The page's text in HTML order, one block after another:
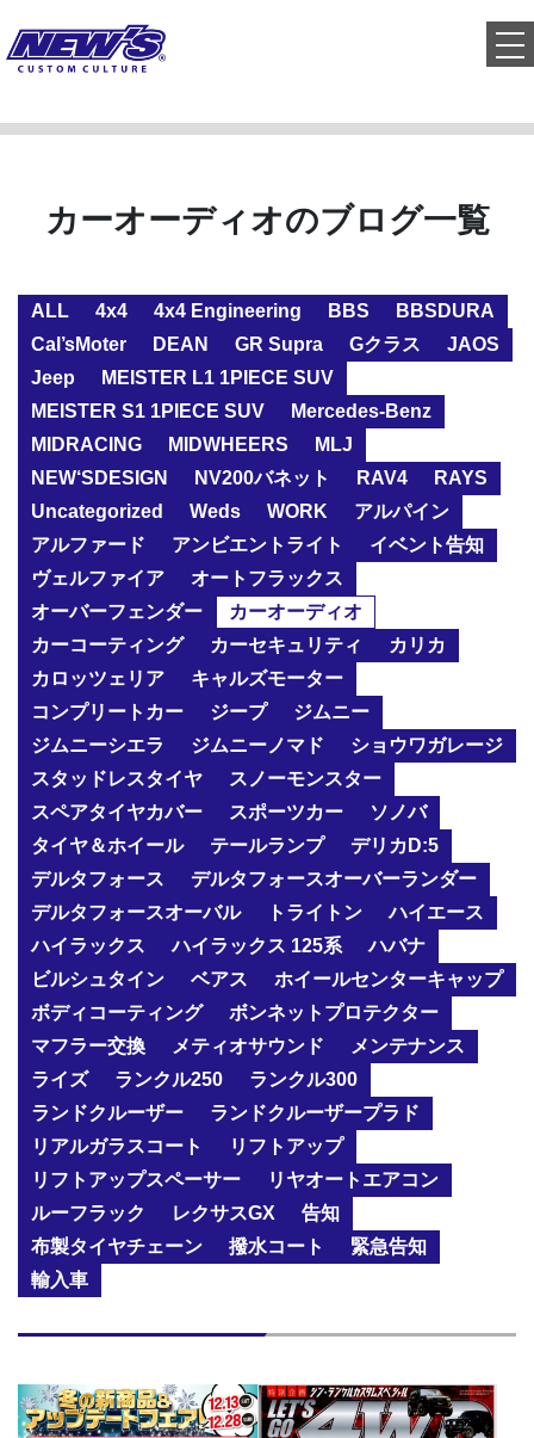
カーオーディオのブログ一覧
ALL 4x4 4x4 Engineering BBS
BBSDURA
Cal’sMoter
DEAN GR Supra Gクラス
JAOS
Jeep
MEISTER L1 1PIECE SUV
MEISTER S1 1PIECE SUV
Mercedes-Benz
MIDRACING
MIDWHEERS
MLJ
NEW‘SDESIGN
NV200バネット RAV4
RAYS
Uncategorized
Weds WORK
アルパイン
アルファード
アンビエントライト
イベント告知
ヴェルファイア
オートフラックス
オーバーフェンダー
カーオーディオ
カーコーティング
カーセキュリティ
カリカ
カロッツェリア
キャルズモーター
コンプリートカー
ジープ
ジムニー
ジムニーシエラ
ジムニーノマド
ショウワガレージ
スタッドレスタイヤ
スノーモンスター
スペアタイヤカバー
スポーツカー
ソノバ
タイヤ＆ホイール
テールランプ
デリカD:5
デルタフォース
デルタフォースオーバーランダー
デルタフォースオーバル
トライトン
ハイエース
ハイラックス
ハイラックス 125系
ハバナ
ビルシュタイン
ベアス
ホイールセンターキャップ
ボディコーティング
ボンネットプロテクター
マフラー交換
メティオサウンド
メンテナンス
ライズ
ランクル250
ランクル300
ランドクルーザー
ランドクルーザープラド
リアルガラスコート
リフトアップ
リフトアップスペーサー
リヤオートエアコン
ルーフラック
レクサスGX
告知
布製タイヤチェーン
撥水コート
緊急告知
輸入車